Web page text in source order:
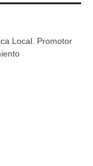
Local. Promotor